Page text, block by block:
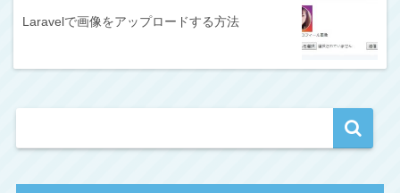
Laravelで画像をアップロードする方法